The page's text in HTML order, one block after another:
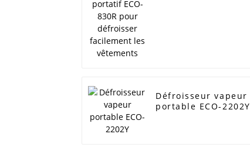
Défroisseur vapeur
portable ECO-2202Y